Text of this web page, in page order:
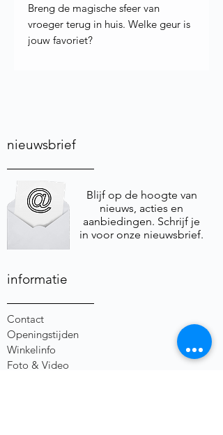
Breng de magische sfeer van
vroeger terug in huis. Welke geur is
jouw favoriet?
nieuwsbrief
Blijf op de hoogte van
nieuws, acties en
aanbiedingen. Schrijf je
in voor onze nieuwsbrief.
informatie
Contact
Openingstijden
Winkelinfo
Foto & Video